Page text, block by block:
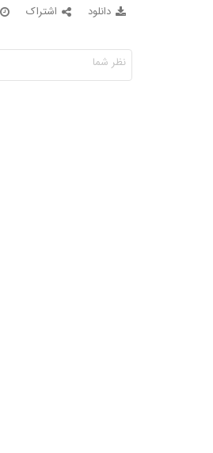
دانلود اشتراک